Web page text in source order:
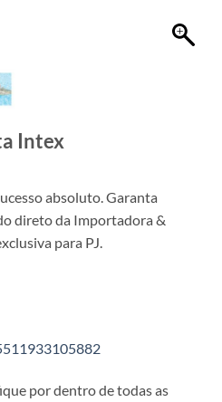
Intex
absoluto. Garanta
direto da Importadora &
para PJ.
por dentro de todas as